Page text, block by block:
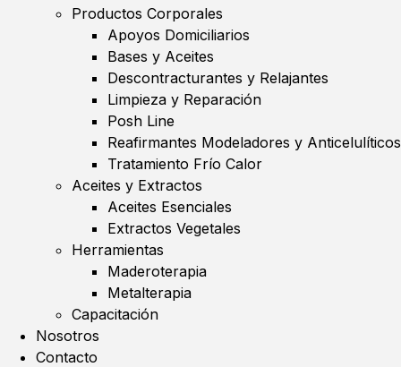
Productos Corporales
Apoyos Domiciliarios
Bases y Aceites
Descontracturantes y Relajantes
Limpieza y Reparación
Posh Line
Reafirmantes Modeladores y Anticelulíticos
Tratamiento Frío Calor
Aceites y Extractos
Aceites Esenciales
Extractos Vegetales
Herramientas
Maderoterapia
Metalterapia
Capacitación
Nosotros
Contacto